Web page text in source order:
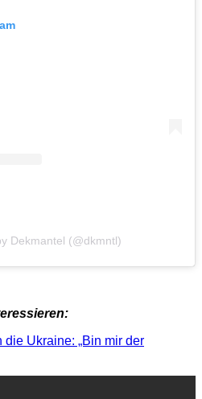
Dekmantel (@dkmntl)
die Ukraine: „Bin mir der